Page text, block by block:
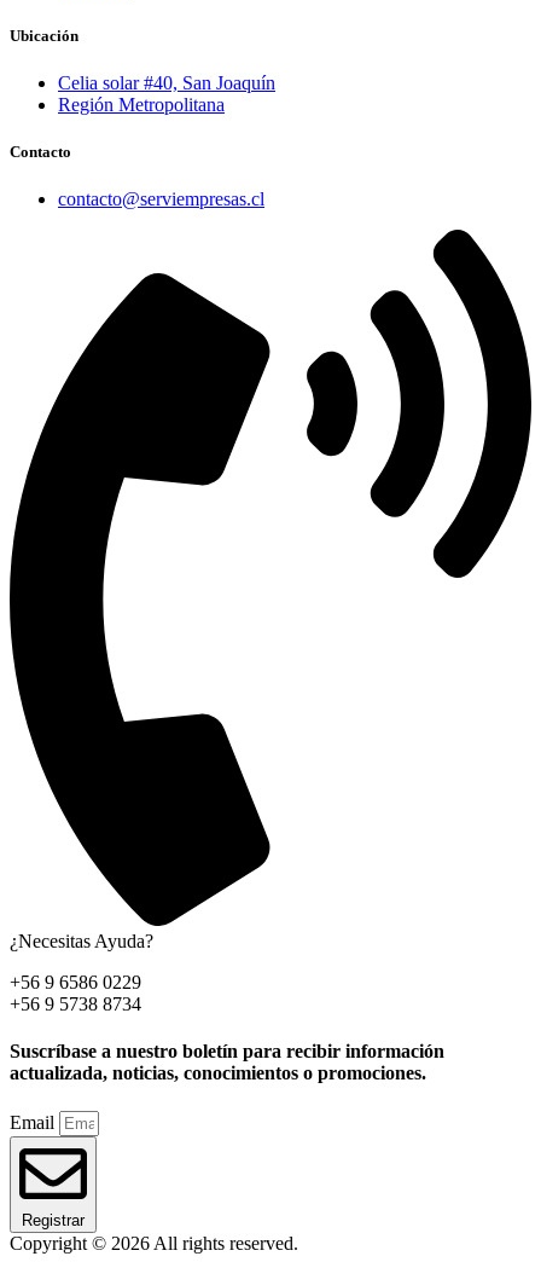
Ubicación
Celia solar #40, San Joaquín
Región Metropolitana
Contacto
contacto@serviempresas.cl
¿Necesitas Ayuda?
+56 9 6586 0229
+56 9 5738 8734
Suscríbase a nuestro boletín para recibir información
actualizada, noticias, conocimientos o promociones.
Email
Registrar
Copyright © 2026 All rights reserved.